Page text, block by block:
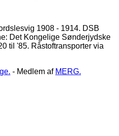
1908 - 1914. DSB
Det Kongelige Sønderjydske
til '85. Råstoftransporter via
- Medlem af MERG.